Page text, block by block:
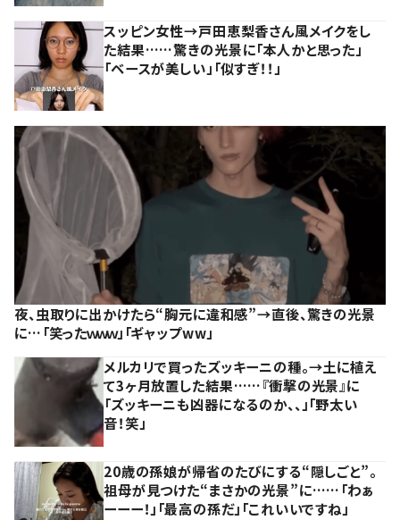
スッピン女性→戸田恵梨香さん風メイクをし
た結果……驚きの光景に「本人かと思った」
「ベースが美しい」「似すぎ！！」
夜、虫取りに出かけたら“胸元に違和感”→直後、驚きの光景
に…「笑ったｗｗｗ」「ギャップww」
メルカリで買ったズッキーニの種。→土に植え
て3ヶ月放置した結果……『衝撃の光景』に
「ズッキーニも凶器になるのか、、」「野太い
音！笑」
20歳の孫娘が帰省のたびにする“隠しごと”。
祖母が見つけた“まさかの光景”に……「わぁ
ーーー！」「最高の孫だ」「これいいですね」